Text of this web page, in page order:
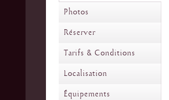
Photos
Réserver
Tarifs & Conditions
Localisation
Équipements